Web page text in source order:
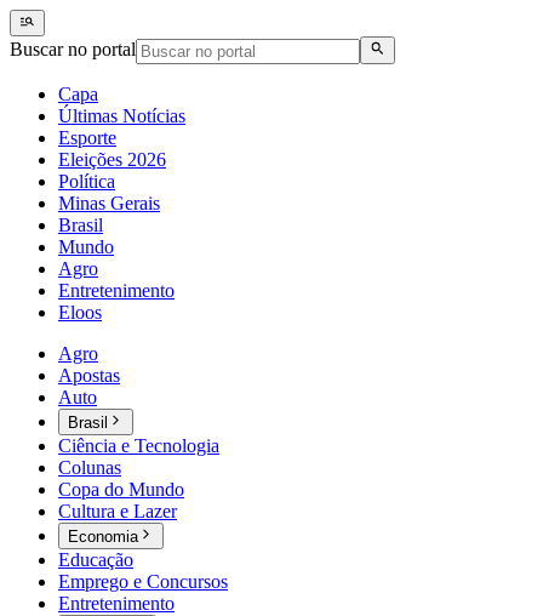
Buscar no portal
Capa
Últimas Notícias
Esporte
Eleições 2026
Política
Minas Gerais
Brasil
Mundo
Agro
Entretenimento
Eloos
Agro
Apostas
Auto
Brasil
Ciência e Tecnologia
Colunas
Copa do Mundo
Cultura e Lazer
Economia
Educação
Emprego e Concursos
Entretenimento